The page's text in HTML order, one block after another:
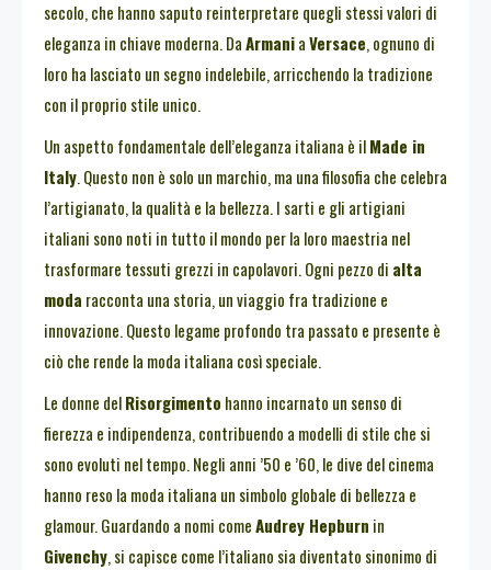
secolo, che hanno saputo reinterpretare quegli stessi valori di
eleganza in chiave moderna. DaArmaniaVersace, ognuno di
loro ha lasciato un segno indelebile, arricchendo la tradizione
con il proprio stile unico.
Un aspetto fondamentale dell’eleganza italiana è ilMade in
Italy. Questo non è solo un marchio, ma una filosofia che celebra
l’artigianato, la qualità e la bellezza. I sarti e gli artigiani
italiani sono noti in tutto il mondo per la loro maestria nel
trasformare tessuti grezzi in capolavori. Ogni pezzo di alta
moda racconta una storia, un viaggio fra tradizione e
innovazione. Questo legame profondo tra passato e presente è
ciò che rende la moda italiana così speciale.
Le donne delRisorgimento hanno incarnato un senso di
fierezza e indipendenza, contribuendo a modelli di stile che si
sono evoluti nel tempo. Negli anni ’50 e ’60, le dive del cinema
hanno reso la moda italiana un simbolo globale di bellezza e
glamour. Guardando a nomi comeAudrey Hepburn in
Givenchy, si capisce come l’italiano sia diventato sinonimo di